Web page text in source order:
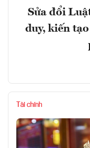
Sửa đổi
duy, kiến
Tài chính